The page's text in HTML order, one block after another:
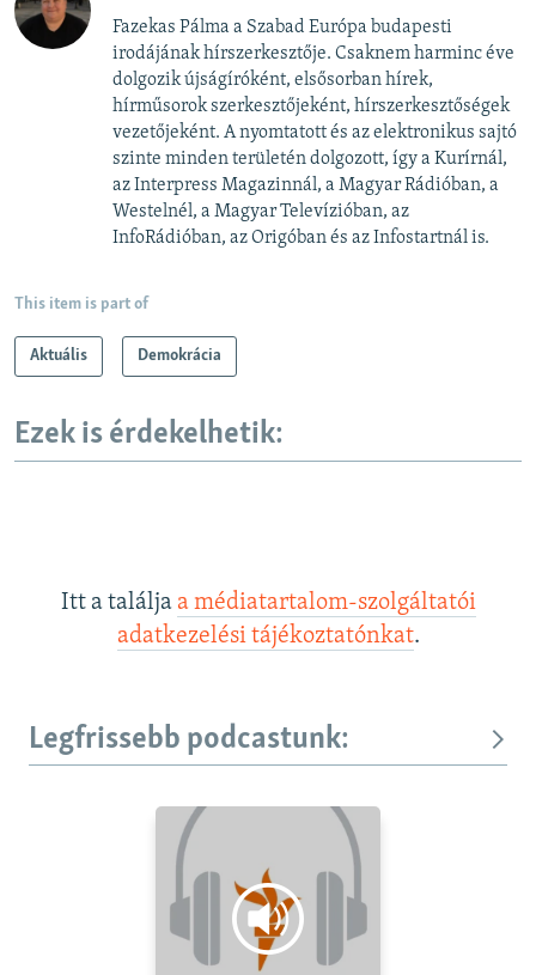
Fazekas Pálma a Szabad Európa budapesti
irodájának hírszerkesztője. Csaknem harminc éve
dolgozik újságíróként, elsősorban hírek,
hírműsorok szerkesztőjeként, hírszerkesztőségek
vezetőjeként. A nyomtatott és az elektronikus sajtó
szinte minden területén dolgozott, így a Kurírnál,
az Interpress Magazinnál, a Magyar Rádióban, a
Westelnél, a Magyar Televízióban, az
InfoRádióban, az Origóban és az Infostartnál is.
This item is part of
Aktuális Demokrácia
Ezek is érdekelhetik:
Itt a találja a médiatartalom-szolgáltatói
adatkezelési tájékoztatónkat.
Legfrissebb podcastunk: